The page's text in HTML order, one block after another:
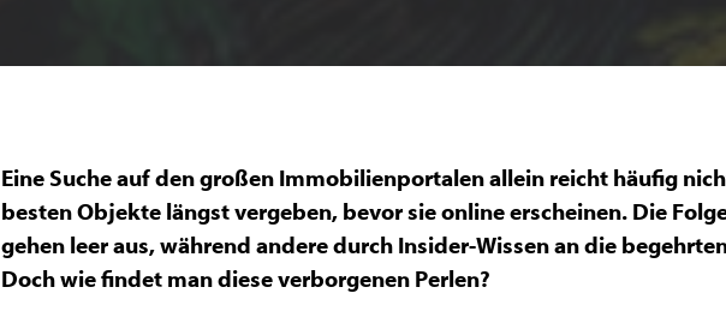
Eine Suche auf den großen Immobilienportalen allein reicht häufig
besten Objekte längst vergeben, bevor sie online erscheinen. Die
gehen leer aus, während andere durch Insider-Wissen an die
Doch wie findet man diese verborgenen Perlen?